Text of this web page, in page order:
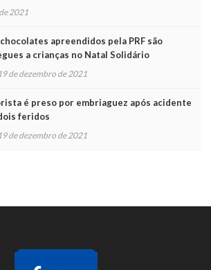
2021
apreendidos pela PRF são
a crianças no Natal Solidário
19 de dezembro de 2021
é preso por embriaguez após acidente
feridos
19 de dezembro de 2021